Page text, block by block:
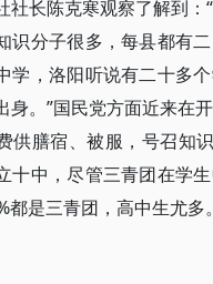
社长陈克寒观察了解到：
识分子很多，每县都有
学，洛阳听说有二十多
身。”国民党方面近来在
供膳宿、被服，号召知
十中，尽管三青团在学
都是三青团，高中生尤多